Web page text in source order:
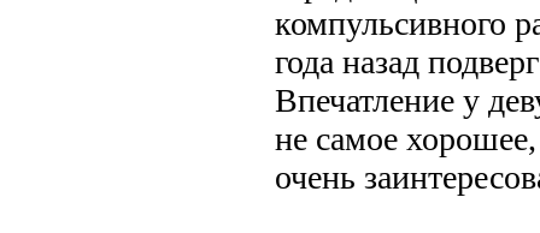
компульсивного
года назад
Впечатление у
не самое
очень